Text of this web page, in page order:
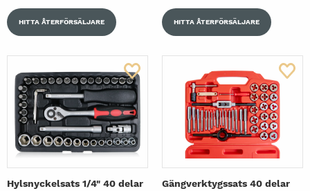
HITTA ÅTERFÖRSÄLJARE HITTA ÅTERFÖRSÄLJARE
Hylsnyckelsats 1/4" 40 delar Gängverktygssats 40 delar